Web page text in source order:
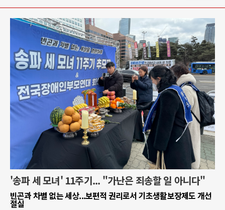
'송파 세 모녀' 11주기... "가난은 죄송할 일 아니다"
빈곤과 차별 없는 세상...보편적 권리로서 기초생활보장제도 개선
절실